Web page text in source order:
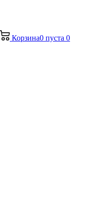
Корзина0 пуста 0